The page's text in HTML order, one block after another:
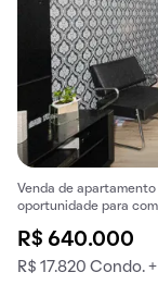
Venda de
oportunidade para
R$ 640.000
R$ 17.820 Condo.